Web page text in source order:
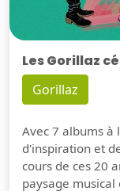
Les Gorillaz
Gorillaz
Avec 7 albums à
d'inspiration et
cours de ces 20
paysage musical